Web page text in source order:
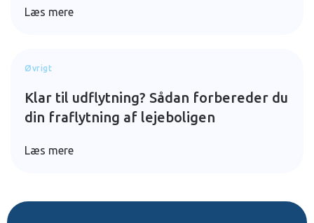
Læs mere
Øvrigt
Klar til udflytning? Sådan forbereder du
din fraflytning af lejeboligen
Læs mere